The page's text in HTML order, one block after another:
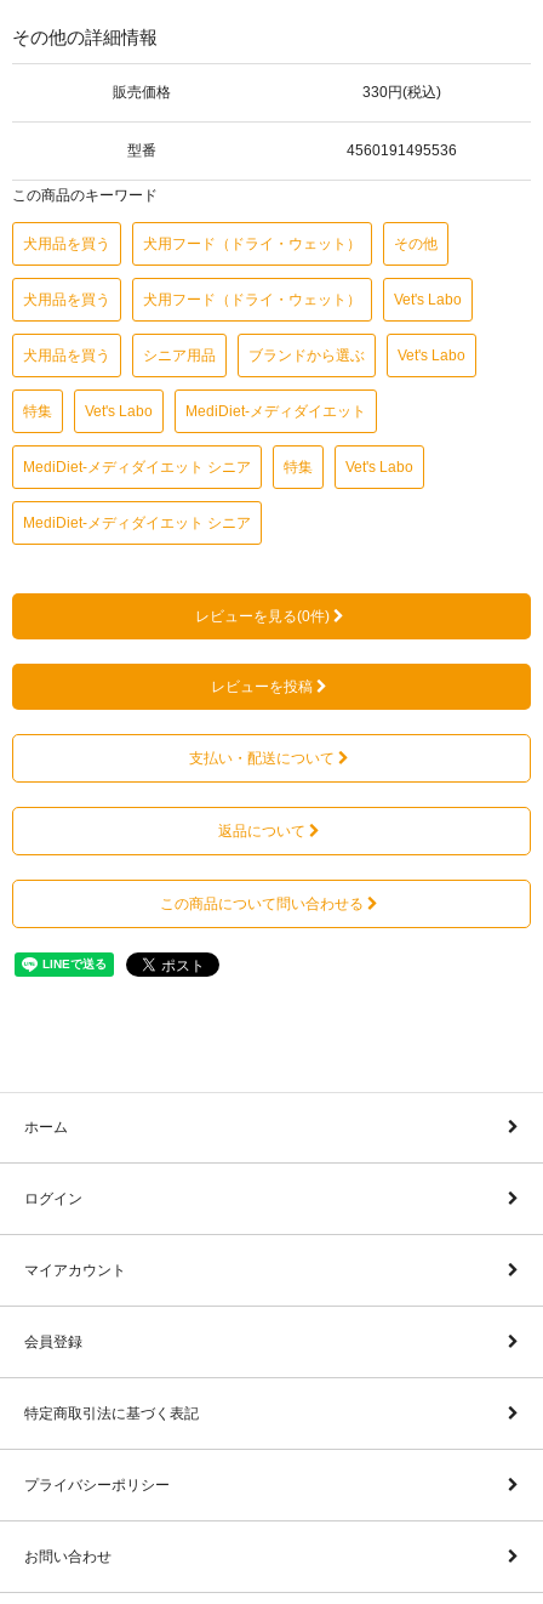
その他の詳細情報
販売価格 330円(税込)
型番 4560191495536
この商品のキーワード
犬用品を買う 犬用フード（ドライ・ウェット） その他
犬用品を買う 犬用フード（ドライ・ウェット） Vet's Labo
犬用品を買う シニア用品 ブランドから選ぶ Vet's Labo
特集 Vet's Labo MediDiet-メディダイエット
MediDiet-メディダイエット シニア 特集 Vet's Labo
MediDiet-メディダイエット シニア
レビューを見る(0件)
レビューを投稿
支払い・配送について
返品について
この商品について問い合わせる
ホーム
ログイン
マイアカウント
会員登録
特定商取引法に基づく表記
プライバシーポリシー
お問い合わせ